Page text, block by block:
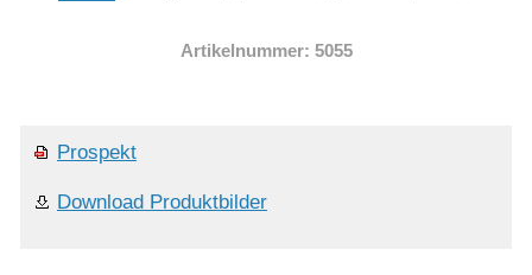
Artikelnummer: 5055
Prospekt
Download Produktbilder